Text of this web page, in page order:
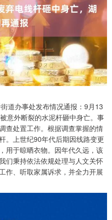
道办事处发布情况通报：9月13
意外断裂的水泥杆砸中身亡。事
查处置工作。根据调查掌握的情
。上世纪90年代后期因线路变更
用于晾晒衣物。因年代久远，该
们秉持依法依规处理与人文关怀
作、听取家属诉求，并全力开展